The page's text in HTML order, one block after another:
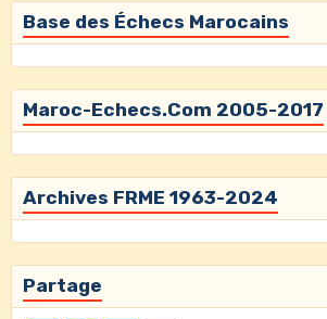
Base des Échecs Marocains
Maroc-Echecs.Com 2005-2017
Archives FRME 1963-2024
Partage